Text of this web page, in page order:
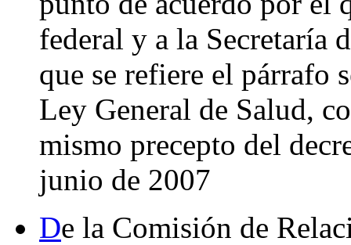
federal y a la Secretaría
que se refiere el párrafo
Ley General de Salud,
mismo precepto del
junio de 2007
De la Comisión de